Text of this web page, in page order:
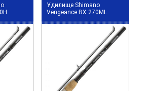
Удилище Shimano
Vengeance BX 270ML